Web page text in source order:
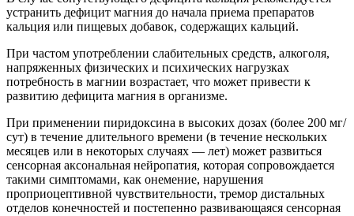
устранить дефицит магния до начала приема препаратов
кальция или пищевых добавок, содержащих кальций.
При частом употреблении слабительных средств, алкоголя,
напряженных физических и психических нагрузках
потребность в магнии возрастает, что может привести к
развитию дефицита магния в организме.
При применении пиридоксина в высоких дозах (более 200 мг/
сут) в течение длительного времени (в течение нескольких
месяцев или в некоторых случаях — лет) может развиться
сенсорная аксональная нейропатия, которая сопровождается
такими симптомами, как онемение, нарушения
проприоцептивной чувствительности, тремор дистальных
отделов конечностей и постепенно развивающаяся сенсорная